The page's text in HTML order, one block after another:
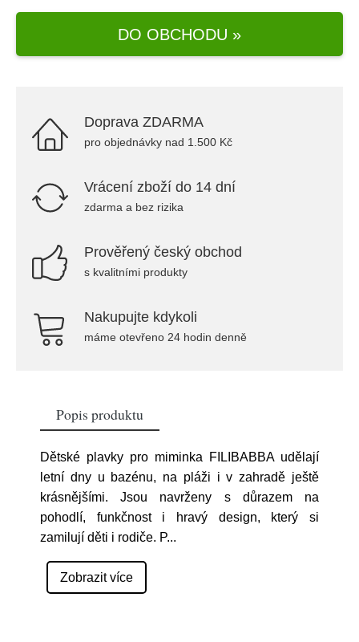
DO OBCHODU »
Doprava ZDARMA
pro objednávky nad 1.500 Kč
Vrácení zboží do 14 dní
zdarma a bez rizika
Prověřený český obchod
s kvalitními produkty
Nakupujte kdykoli
máme otevřeno 24 hodin denně
Popis produktu
Dětské plavky pro miminka FILIBABBA udělají
letní dny u bazénu, na pláži i v zahradě ještě
krásnějšími. Jsou navrženy s důrazem na
pohodlí, funkčnost i hravý design, který si
zamilují děti i rodiče. P...
Zobrazit více